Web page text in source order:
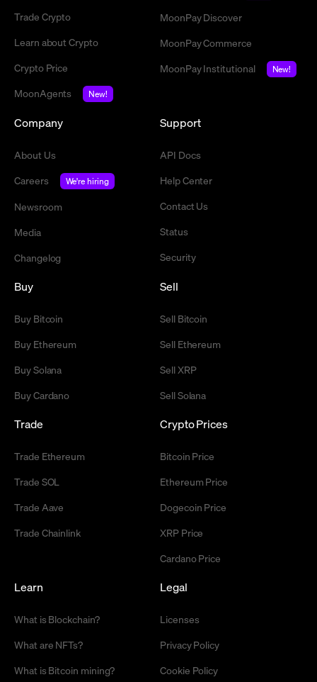
Trade Crypto
Learn about Crypto
Crypto Price
MoonAgents
New!
MoonPay Discover
MoonPay Commerce
MoonPay Institutional
New!
Company
About Us
Careers
We're hiring
Newsroom
Media
Changelog
Support
API Docs
Help Center
Contact Us
Status
Security
Buy
Buy Bitcoin
Buy Ethereum
Buy Solana
Buy Cardano
Sell
Sell Bitcoin
Sell Ethereum
Sell XRP
Sell Solana
Trade
Trade Ethereum
Trade SOL
Trade Aave
Trade Chainlink
Crypto Prices
Bitcoin Price
Ethereum Price
Dogecoin Price
XRP Price
Cardano Price
Learn
What is Blockchain?
What are NFTs?
What is Bitcoin mining?
Legal
Licenses
Privacy Policy
Cookie Policy